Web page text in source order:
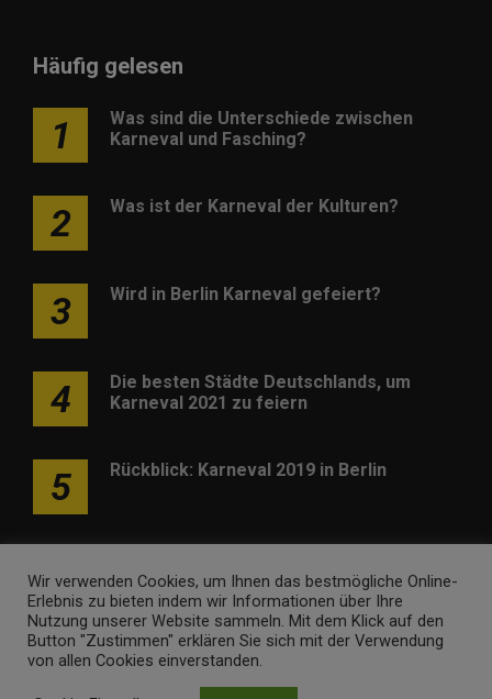
Häufig gelesen
1
Was sind die Unterschiede zwischen
Karneval und Fasching?
2 Was ist der Karneval der Kulturen?
3 Wird in Berlin Karneval gefeiert?
4
Die besten Städte Deutschlands, um
Karneval 2021 zu feiern
5 Rückblick: Karneval 2019 in Berlin
Werben Kontakt Impressum Newsletter
Wir verwenden Cookies, um Ihnen das bestmögliche Online-
Erlebnis zu bieten indem wir Informationen über Ihre
Nutzung unserer Website sammeln. Mit dem Klick auf den
Button "Zustimmen" erklären Sie sich mit der Verwendung
von allen Cookies einverstanden.